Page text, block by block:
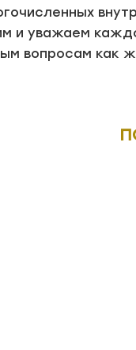
и уважаем
вопросам как